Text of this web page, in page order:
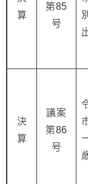
算
第85
号
決
算
議案
第86
号